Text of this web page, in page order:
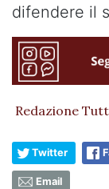
difendere il
Redazione
Twitter
Email